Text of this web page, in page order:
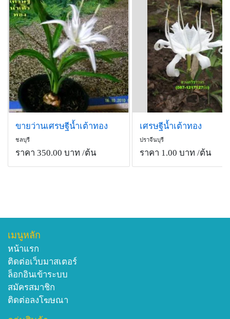
ขายว่านเศรษฐีน้ำเต้าทอง
ชลบุรี
ราคา 350.00 บาท /ต้น
เศรษฐีน้ำเต้าทอง
ปราจีนบุรี
ราคา 1.00 บาท /ต้น
เมนูหลัก
หน้าแรก
ติดต่อเว็บมาสเตอร์
ล็อกอินเข้าระบบ
สมัครสมาชิก
ติดต่อลงโฆษณา